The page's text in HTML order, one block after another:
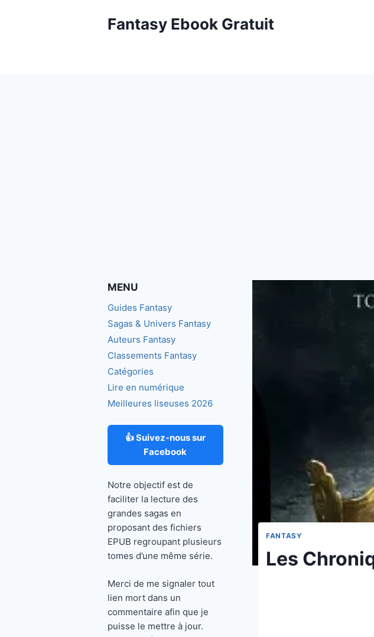
Fantasy Ebook Gratuit
FANTASY
Les
MENU
Guides Fantasy
Sagas & Univers Fantasy
Auteurs Fantasy
Classements Fantasy
Catégories
Lire en numérique
Meilleures liseuses 2026
👍 Suivez-nous sur
Facebook
Notre objectif est de
faciliter la lecture des
grandes sagas en
proposant des fichiers
EPUB regroupant plusieurs
tomes d’une même série.
Merci de me signaler tout
lien mort dans un
commentaire afin que je
puisse le mettre à jour.